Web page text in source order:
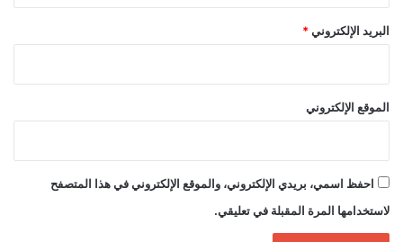
البريد الإلكتروني *
الموقع الإلكتروني
احفظ اسمي، بريدي الإلكتروني، والموقع الإلكتروني في هذا المتصفح
لاستخدامها المرة المقبلة في تعليقي.